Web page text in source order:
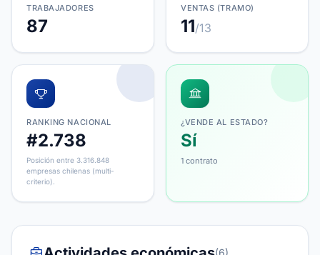
TRABAJADORES
87
VENTAS (TRAMO)
11/13
RANKING NACIONAL
#2.738
Posición entre 3.316.848
empresas chilenas (multi-
criterio).
¿VENDE AL ESTADO?
Sí
1 contrato
(6)